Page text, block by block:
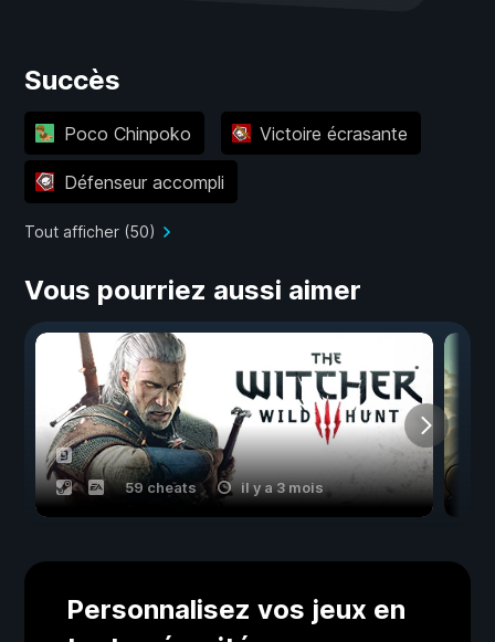
Succès
Poco Chinpoko Victoire écrasante
Défenseur accompli
Tout afficher (50)
Vous pourriez aussi aimer
59 cheats il y a 3 mois
Personnalisez vos jeux en